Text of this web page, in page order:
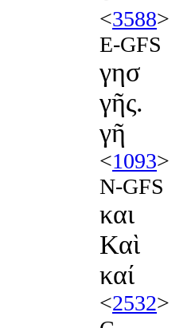
<3588>
E-GFS
γησ
γῆς.
γῆ
<1093>
N-GFS
και
Καὶ
καί
<2532>